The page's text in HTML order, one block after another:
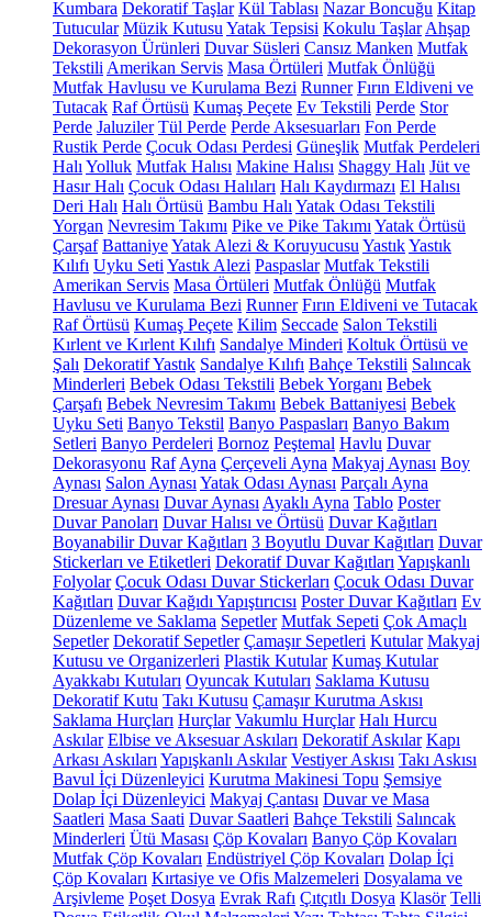
Kumbara Dekoratif Taşlar Kül Tablası Nazar Boncuğu Kitap
Tutucular Müzik Kutusu Yatak Tepsisi Kokulu Taşlar Ahşap
Dekorasyon Ürünleri Duvar Süsleri Cansız Manken Mutfak
Tekstili Amerikan Servis Masa Örtüleri Mutfak Önlüğü
Mutfak Havlusu ve Kurulama Bezi Runner Fırın Eldiveni ve
Tutacak Raf Örtüsü Kumaş Peçete Ev Tekstili Perde Stor
Perde Jaluziler Tül Perde Perde Aksesuarları Fon Perde
Rustik Perde Çocuk Odası Perdesi Güneşlik Mutfak Perdeleri
Halı Yolluk Mutfak Halısı Makine Halısı Shaggy Halı Jüt ve
Hasır Halı Çocuk Odası Halıları Halı Kaydırmazı El Halısı
Deri Halı Halı Örtüsü Bambu Halı Yatak Odası Tekstili
Yorgan Nevresim Takımı Pike ve Pike Takımı Yatak Örtüsü
Çarşaf BattaniyeYatak Alezi & Koruyucusu YastıkYastık
Kılıfı Uyku Seti Yastık Alezi Paspaslar Mutfak Tekstili
Amerikan Servis Masa Örtüleri Mutfak Önlüğü Mutfak
Havlusu ve Kurulama Bezi Runner Fırın Eldiveni ve Tutacak
Raf Örtüsü Kumaş Peçete Kilim Seccade Salon Tekstili
Kırlent ve Kırlent Kılıfı Sandalye Minderi Koltuk Örtüsü ve
Şalı Dekoratif Yastık Sandalye Kılıfı Bahçe Tekstili Salıncak
Minderleri Bebek Odası Tekstili Bebek Yorganı Bebek
Çarşafı Bebek Nevresim Takımı Bebek Battaniyesi Bebek
Uyku Seti Banyo Tekstil Banyo Paspasları Banyo Bakım
Setleri Banyo Perdeleri Bornoz Peştemal Havlu Duvar
Dekorasyonu Raf Ayna Çerçeveli Ayna Makyaj Aynası Boy
Aynası Salon Aynası Yatak Odası Aynası Parçalı Ayna
Dresuar Aynası Duvar Aynası Ayaklı Ayna Tablo Poster
Duvar Panoları Duvar Halısı ve Örtüsü Duvar Kağıtları
Boyanabilir Duvar Kağıtları 3 Boyutlu Duvar Kağıtları Duvar
Stickerları ve Etiketleri Dekoratif Duvar Kağıtları Yapışkanlı
Folyolar Çocuk Odası Duvar Stickerları Çocuk Odası Duvar
Kağıtları Duvar Kağıdı Yapıştırıcısı Poster Duvar Kağıtları Ev
Düzenleme ve Saklama Sepetler Mutfak Sepeti Çok Amaçlı
Sepetler Dekoratif Sepetler Çamaşır Sepetleri Kutular Makyaj
Kutusu ve Organizerleri Plastik Kutular Kumaş Kutular
Ayakkabı Kutuları Oyuncak Kutuları Saklama Kutusu
Dekoratif Kutu Takı Kutusu Çamaşır Kurutma Askısı
Saklama Hurçları Hurçlar Vakumlu Hurçlar Halı Hurcu
Askılar Elbise ve Aksesuar Askıları Dekoratif Askılar Kapı
Arkası Askıları Yapışkanlı Askılar Vestiyer Askısı Takı Askısı
Bavul İçi Düzenleyici Kurutma Makinesi Topu Şemsiye
Dolap İçi Düzenleyici Makyaj Çantası Duvar ve Masa
Saatleri Masa Saati Duvar Saatleri Bahçe Tekstili Salıncak
Minderleri Ütü Masası Çöp Kovaları Banyo Çöp Kovaları
Mutfak Çöp Kovaları Endüstriyel Çöp Kovaları Dolap İçi
Çöp Kovaları Kırtasiye ve Ofis Malzemeleri Dosyalama ve
Arşivleme Poşet Dosya Evrak Rafı Çıtçıtlı Dosya Klasör Telli